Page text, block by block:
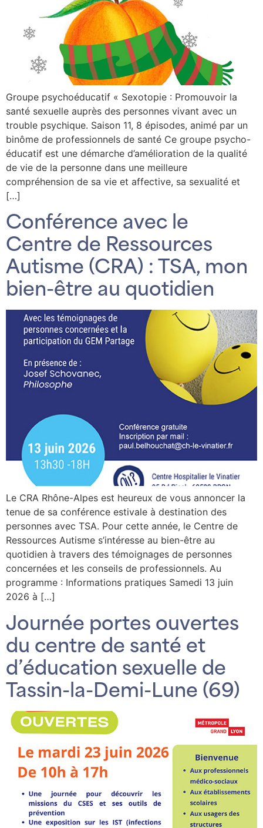
Groupe psychoéducatif « Sexotopie : Promouvoir la
santé sexuelle auprès des personnes vivant avec un
trouble psychique. Saison 11, 8 épisodes, animé par un
binôme de professionnels de santé Ce groupe psycho-
éducatif est une démarche d’amélioration de la qualité
de vie de la personne dans une meilleure
compréhension de sa vie et affective, sa sexualité et
[…]
Conférence avec le
Centre de Ressources
Autisme (CRA) : TSA, mon
bien-être au quotidien
Le CRA Rhône-Alpes est heureux de vous annoncer la
tenue de sa conférence estivale à destination des
personnes avec TSA. Pour cette année, le Centre de
Ressources Autisme s’intéresse au bien-être au
quotidien à travers des témoignages de personnes
concernées et les conseils de professionnels. Au
programme : Informations pratiques Samedi 13 juin
2026 à […]
Journée portes ouvertes
du centre de santé et
d’éducation sexuelle de
Tassin-la-Demi-Lune (69)